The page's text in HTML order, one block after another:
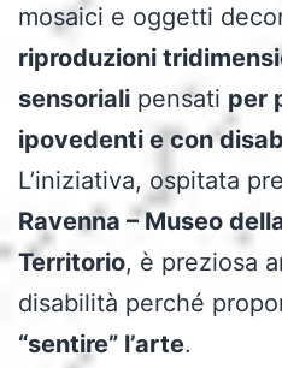
mosaici e oggetti
riproduzioni
sensoriali pensati per
ipovedenti e con
L’iniziativa, ospitata
Ravenna – Museo
Territorio, è preziosa
disabilità perché
“sentire” l’arte.